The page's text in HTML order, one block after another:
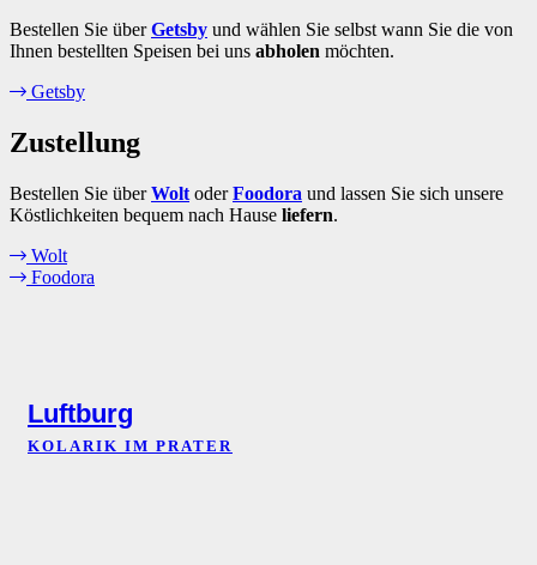
Bestellen Sie überGetsby und wählen Sie selbst wann Sie die von
Ihnen bestellten Speisen bei uns abholen möchten.
Getsby
Zustellung
Bestellen Sie überWolt oderFoodora und lassen Sie sich unsere
Köstlichkeiten bequem nach Hause liefern.
Wolt
Foodora
Luftburg
KOLARIK IM PRATER